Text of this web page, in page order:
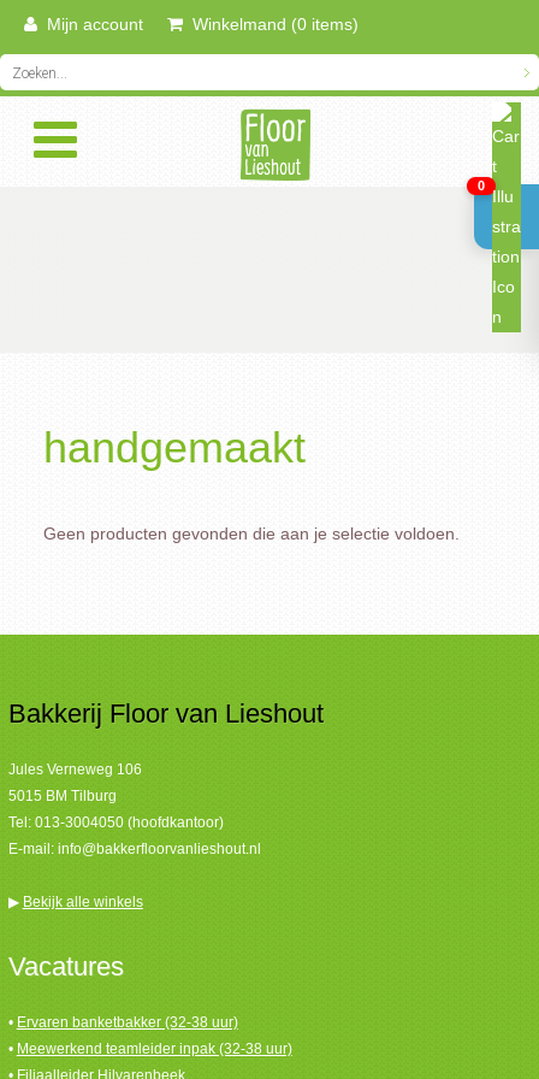
Mijn account Winkelmand (0 items)
handgemaakt
Geen producten gevonden die aan je selectie voldoen.
Bakkerij Floor van Lieshout
Jules Verneweg 106
5015 BM Tilburg
Tel: 013-3004050 (hoofdkantoor)
E-mail: info@bakkerfloorvanlieshout.nl
▶ Bekijk alle winkels
Vacatures
• Ervaren banketbakker (32-38 uur)
• Meewerkend teamleider inpak (32-38 uur)
0